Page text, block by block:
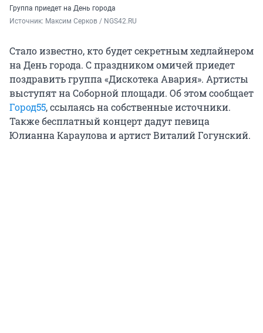
Группа приедет на День города
Источник: Максим Серков / NGS42.RU
Стало известно, кто будет секретным хедлайнером
на День города. С праздником омичей приедет
поздравить группа «Дискотека Авария». Артисты
выступят на Соборной площади. Об этом сообщает
Город55, ссылаясь на собственные источники.
Также бесплатный концерт дадут певица
Юлианна Караулова и артист Виталий Гогунский.